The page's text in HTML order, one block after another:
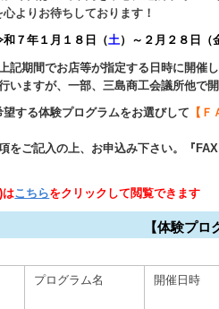
よりお待ちしております！
７年１月１８日（土）～２月２８日（
記期間でお店等が指定する日時に開催し
いますが、一部、三島商工会議所他で
望する体験プログラムをお選びして 【Ｆ
をご記入の上、お申込み下さい。
『
はこちらをクリックし
ログラム一
プログラム名 開催日時